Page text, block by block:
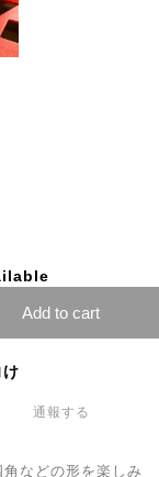
Add to cart
通報する
などの形を楽しみ